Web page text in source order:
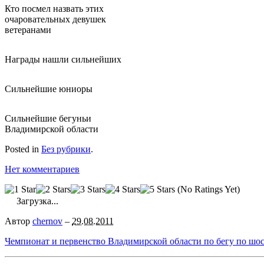
Кто посмел назвать этих
очаровательных девушек
ветеранами
Награды нашли сильнейших
Сильнейшие юниоры
Сильнейшие бегуньи
Владимирской области
Posted in Без рубрики.
Нет комментариев
(No Ratings Yet)
Загрузка...
Автор chernov – 29.08.2011
Чемпионат и первенство Владимирской области по бегу по